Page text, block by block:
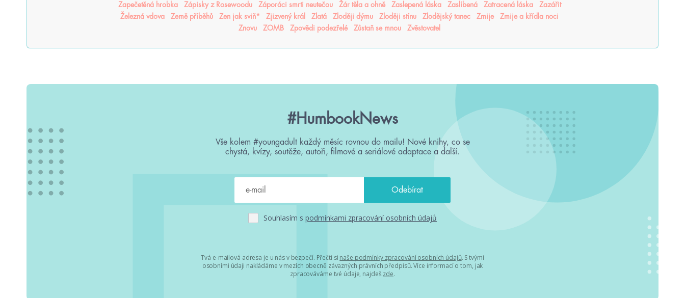
Zapečetěná hrobka
Zápisky z Rosewoodu Záporáci smrti neutečou Žár těla a ohně Zaslepená láska Zaslíbená Zatracená láska
Zazářit
Železná vdova
Země příběhů Zen jak sviň* Zjizvený král Zlatá Zloději dýmu Zloději stínu Zlodějský tanec Zmije
Zmije a křídla noci
Znovu
ZOMB Zpovědi podezřelé Zůstaň se mnou Zvěstovatel
#HumbookNews
Vše kolem #youngadult každý měsíc rovnou do mailu! Nové knihy, co se
chystá, kvízy, soutěže, autoři, filmové a seriálové adaptace a další.
Souhlasím s podmínkami zpracování osobních údajů
Tvá e-mailová adresa je u nás v bezpečí. Přečti si naše podmínky zpracování osobních údajů. S tvými
osobními údaji nakládáme v mezích obecně závazných právních předpisů. Více informací o tom, jak
zpracováváme tvé údaje, najdeš zde.